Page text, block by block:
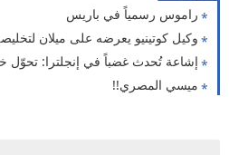
راموس رسمياً في باريس
وكيل كوتينيو يعرضه على ميلان
إشاعة تُحدث غضباً في إنجلترا: تحوّل
ميسي المصري!!